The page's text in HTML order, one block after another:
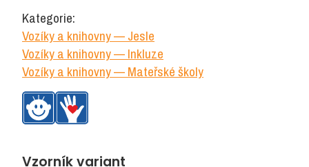
barevný
množství
Kategorie:
Vozíky a knihovny — Jesle
Vozíky a knihovny — Inkluze
Vozíky a knihovny — Mateřské školy
Vzorník variant